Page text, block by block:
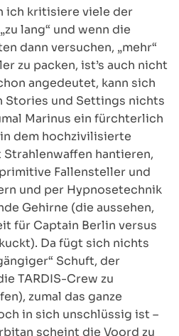
ich kritisiere viele der
lang“ und wenn die
dann versuchen, „mehr“
zu packen, ist’s auch nicht
angedeutet, kann sich
Stories und Settings nichts
Marinus ein fürchterlich
dem hochzivilisierte
hantieren,
Fallensteller und
und per Hypnosetechnik
Gehirne (die aussehen,
für Captain Berlin versus
Da fügt sich nichts
Schuft, der
TARDIS-Crew zu
zumal das ganze
in sich unschlüssig ist –
scheint die Voord zu